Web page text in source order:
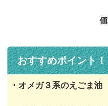
おすすめポイント！
・オメガ３系のえごま油